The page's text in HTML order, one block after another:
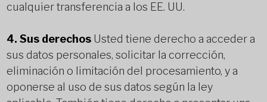
cualquier transferencia a los EE. UU.
4. Sus derechosUsted tiene derecho a acceder a
sus datos personales, solicitar la corrección,
eliminación o limitación del procesamiento, y a
oponerse al uso de sus datos según la ley